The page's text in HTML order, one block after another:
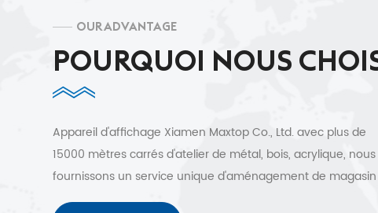
OUR ADVANTAGE
POURQUOI NOUS
Appareil d'affichage Xiamen Maxtop Co., Ltd. avec plus de
15000 mètres carrés d'atelier de métal, bois, acrylique, nous
fournissons un service unique d'aménagement de magasin
à des clients de plus de 30 pays. Conception 3D gratuite,